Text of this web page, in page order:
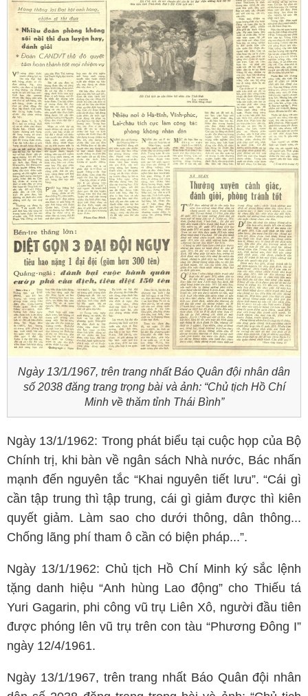
Ngày 13/1/1967, trên trang nhất Báo Quân đội nhân dân
số 2038 đăng trang trọng bài và ảnh: “Chủ tịch Hồ Chí
Minh về thăm tỉnh Thái Bình”
Ngày 13/1/1962: Trong phát biểu tại cuộc họp của Bộ
Chính trị, khi bàn về ngân sách Nhà nước, Bác nhấn
mạnh đến nguyên tắc “Khai nguyên tiết lưu”. “Cái gì
cần tập trung thì tập trung, cái gì giảm được thì kiên
quyết giảm. Làm sao cho dưới thông, dân thông...
Chống lãng phí tham ô cần có biện pháp...”.
Ngày 13/1/1962: Chủ tịch Hồ Chí Minh ký sắc lệnh
tặng danh hiệu “Anh hùng Lao động” cho Thiếu tá
Yuri Gagarin, phi công vũ trụ Liên Xô, người đầu tiên
được phóng lên vũ trụ trên con tàu “Phương Đông I”
ngày 12/4/1961.
Ngày 13/1/1967, trên trang nhất Báo Quân đội nhân